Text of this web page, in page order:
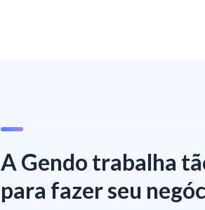
A Gendo trabalha
para fazer seu